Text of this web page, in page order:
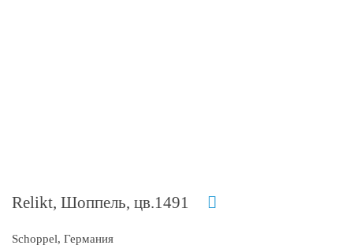
Relikt, Шоппель, цв.1491
Schoppel, Германия